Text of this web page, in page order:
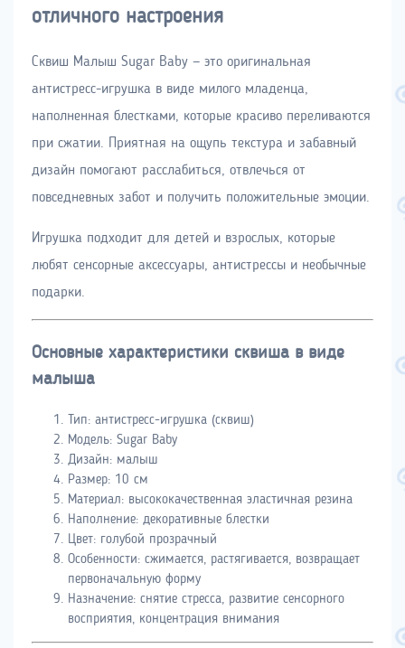
отличного настроения
Сквиш Малыш Sugar Baby — это оригинальная
антистресс-игрушка в виде милого младенца,
наполненная блестками, которые красиво переливаются
при сжатии. Приятная на ощупь текстура и забавный
дизайн помогают расслабиться, отвлечься от
повседневных забот и получить положительные эмоции.
Игрушка подходит для детей и взрослых, которые
любят сенсорные аксессуары, антистрессы и необычные
подарки.
Основные характеристики сквиша в виде
малыша
Тип: антистресс-игрушка (сквиш)
Модель: Sugar Baby
Дизайн: малыш
Размер: 10 см
Материал: высококачественная эластичная резина
Наполнение: декоративные блестки
Цвет: голубой прозрачный
Особенности: сжимается, растягивается, возвращает
первоначальную форму
Назначение: снятие стресса, развитие сенсорного
восприятия, концентрация внимания